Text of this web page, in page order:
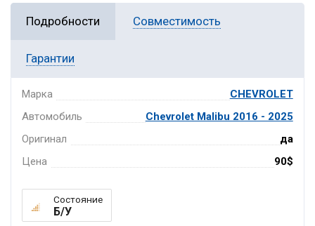
Подробности Совместимость
Гарантии
Марка
CHEVROLET
Автомобиль
Chevrolet Malibu 2016 - 2025
Оригинал
да
Цена
90$
Состояние
Б/У